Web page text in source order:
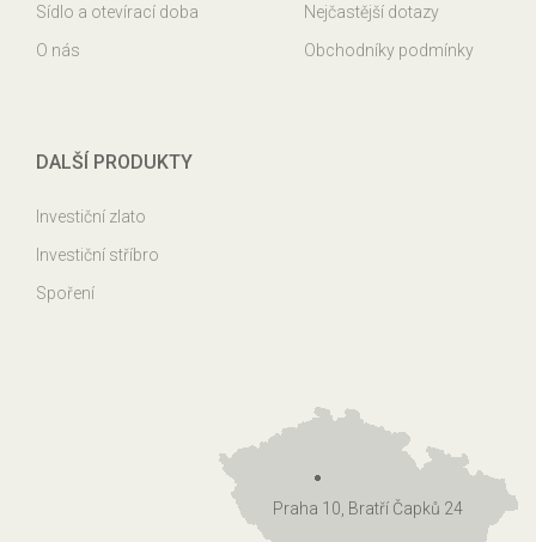
Sídlo a otevírací doba
O nás
Nejčastější dotazy
Obchodníky podmínky
DALŠÍ PRODUKTY
Investiční zlato
Investiční stříbro
Spoření
Praha 10, Bratří Čapků 24